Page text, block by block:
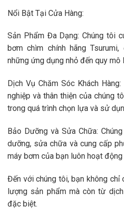
Nổi Bật Tại Cửa Hàng:
Sản Phẩm Đa Dạng: Chúng tôi
bơm chìm chính hãng
những ứng dụng nhỏ đến quy mô
Dịch Vụ Chăm Sóc Khách
nghiệp và thân thiện của chúng
trong quá trình chọn lựa và sử
Bảo Dưỡng và Sửa Chữa:
dưỡng, sửa chữa và cung cấp
máy bơm của bạn luôn hoạt động
Đến với chúng tôi, bạn không
lượng sản phẩm mà còn từ
đặc biệt.